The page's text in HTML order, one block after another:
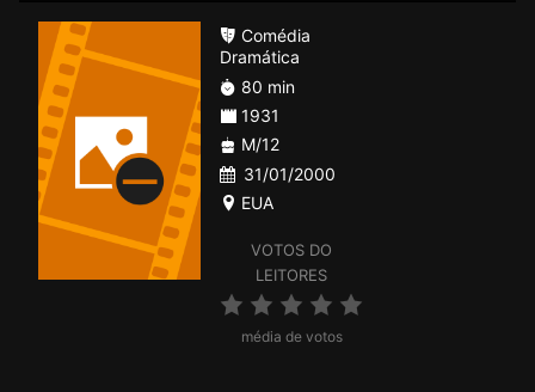
VOTOS DO
LEITORES
média de votos
Comédia
Dramática
80 min
1931
M/12
31/01/2000
EUA